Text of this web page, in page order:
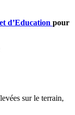
d’Education pour
sur le terrain,